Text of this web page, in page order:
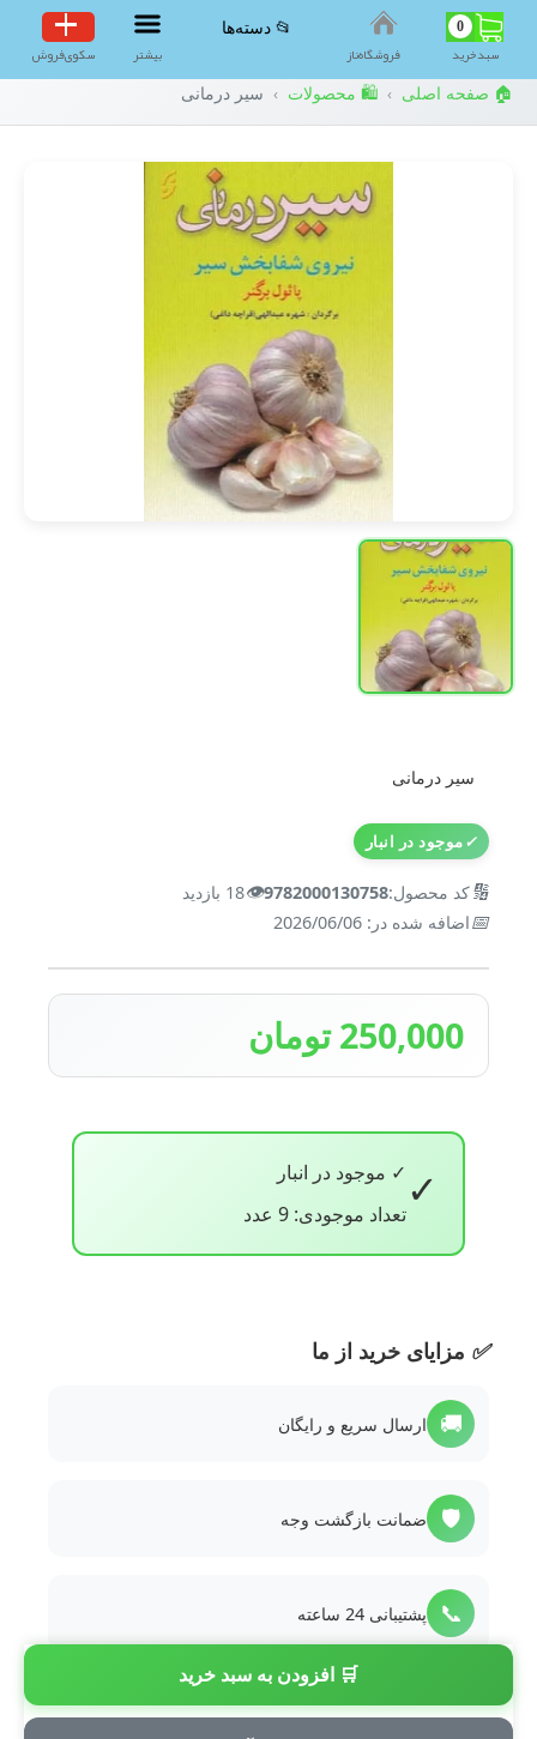
0
سبد‌خرید فروشگاه‌ناز
📂 دسته‌ها
بیشتر سکوی‌فروش
🏠 صفحه اصلی › 🛍️ محصولات › سیر درمانی
سیر درمانی
✓موجود در انبار
🔢کد محصول:9782000130758
👁️18 بازدید
📅اضافه شده در: 2026/06/06
250,000 تومان
✓ ✓ موجود در انبار
تعداد موجودی: 9 عدد
🛒 افزودن به سبد خرید
✅ مزایای خرید از ما
🚚 ارسال سریع و رایگان
🛡️ ضمانت بازگشت وجه
📞 پشتیبانی 24 ساعته
💳 پرداخت امن